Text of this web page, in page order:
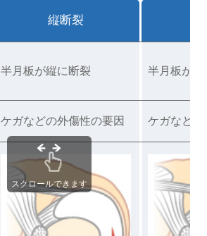
縦断裂
半月板が縦に断裂 半月板が横
ケガなどの外傷性の要因 ケガなど
スクロールできます